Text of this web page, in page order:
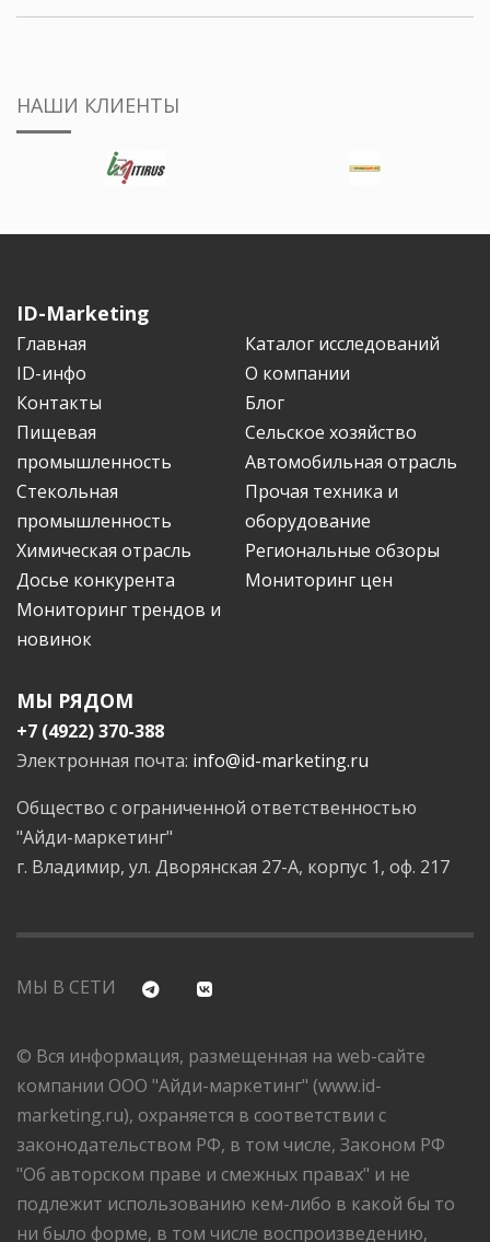
НАШИ КЛИЕНТЫ
ID-Marketing
Главная
Каталог исследований
ID-инфо
О компании
Контакты
Блог
Пищевая
промышленность
Сельское хозяйство
Автомобильная отрасль
Стекольная
промышленность
Прочая техника и
оборудование
Химическая отрасль
Региональные обзоры
Досье конкурента
Мониторинг цен
Мониторинг трендов и
новинок
МЫ РЯДОМ
+7 (4922) 370-388
Электронная почта: info@id-marketing.ru
Общество с ограниченной ответственностью
"Айди-маркетинг"
г. Владимир, ул. Дворянская 27-А, корпус 1, оф. 217
МЫ В СЕТИ
© Вся информация, размещенная на web-сайте
компании ООО "Айди-маркетинг" (www.id-
marketing.ru), охраняется в соответствии с
законодательством РФ, в том числе, Законом РФ
"Об авторском праве и смежных правах" и не
подлежит использованию кем-либо в какой бы то
ни было форме, в том числе воспроизведению,